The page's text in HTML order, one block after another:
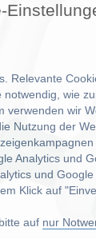
Relevante
notwendig, wie
verwenden wir
Nutzung der
Analytics und
und Google
Klick auf
auf nur